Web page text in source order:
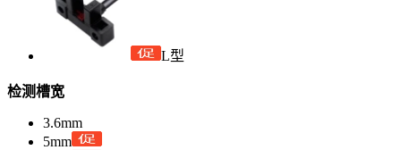
L型
检测槽宽
3.6mm
5mm